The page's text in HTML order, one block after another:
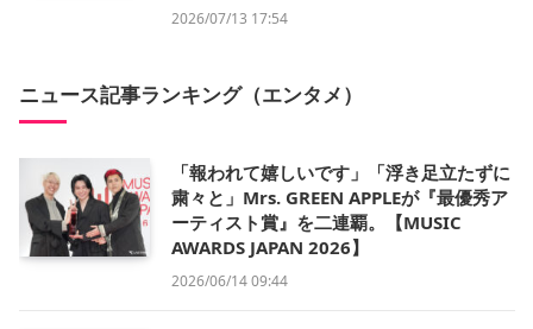
2026/07/13 17:54
ニュース記事ランキング（エンタメ）
「報われて嬉しいです」「浮き足立たずに
粛々と」Mrs. GREEN APPLEが『最優秀ア
ーティスト賞』を二連覇。【MUSIC
AWARDS JAPAN 2026】
2026/06/14 09:44